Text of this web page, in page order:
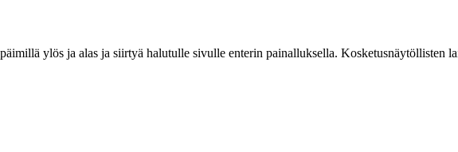
ylös ja alas ja siirtyä halutulle sivulle enterin painalluksella. Kosketusnäytöllisten